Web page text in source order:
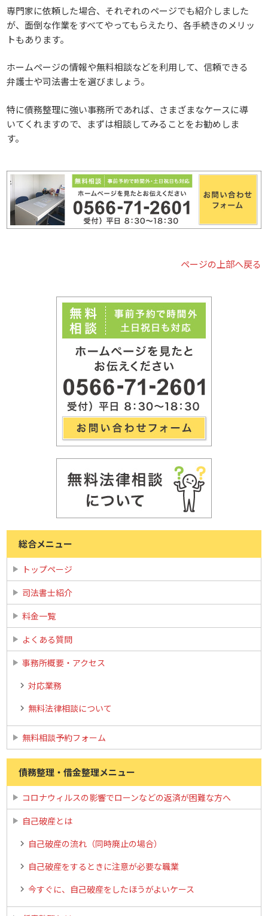
専門家に依頼した場合、それぞれのページでも紹介しました
が、面倒な作業をすべてやってもらえたり、各手続きのメリッ
トもあります。
ホームページの情報や無料相談などを利用して、信頼できる
弁護士や司法書士を選びましょう。
特に債務整理に強い事務所であれば、さまざまなケースに導
いてくれますので、まずは相談してみることをお勧めしま
す。
ページの上部へ戻る
総合メニュー
トップページ
司法書士紹介
料金一覧
よくある質問
事務所概要・アクセス
対応業務
無料法律相談について
無料相談予約フォーム
債務整理・借金整理メニュー
コロナウィルスの影響でローンなどの返済が困難な方へ
自己破産とは
自己破産の流れ（同時廃止の場合）
自己破産をするときに注意が必要な職業
今すぐに、自己破産をしたほうがよいケース